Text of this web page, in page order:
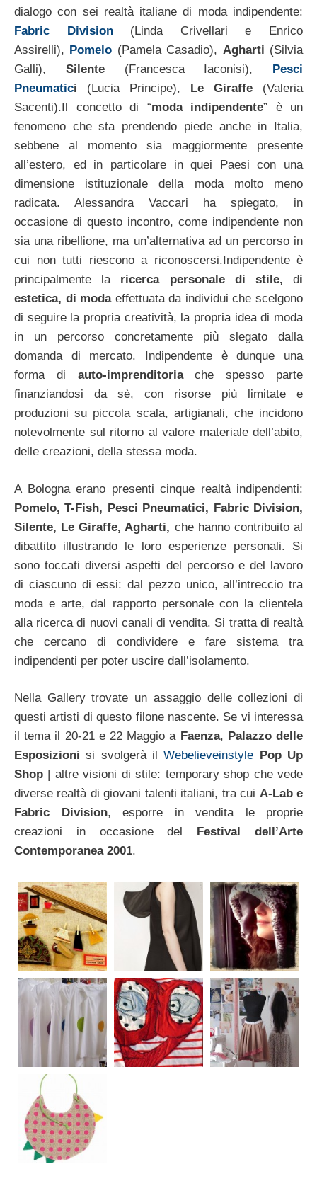
dialogo con sei realtà italiane di moda indipendente:
Fabric Division(Linda Crivellari e Enrico
Assirelli), Pomelo (Pamela Casadio), Agharti (Silvia
Galli), Silente (Francesca Iaconisi), Pesci
Pneumatici (Lucia Principe), Le Giraffe (Valeria
Sacenti).Il concetto di “moda indipendente” è un
fenomeno che sta prendendo piede anche in Italia,
sebbene al momento sia maggiormente presente
all’estero, ed in particolare in quei Paesi con una
dimensione istituzionale della moda molto meno
radicata. Alessandra Vaccari ha spiegato, in
occasione di questo incontro, come indipendente non
sia una ribellione, ma un’alternativa ad un percorso in
cui non tutti riescono a riconoscersi.Indipendente è
principalmente la ricerca personale di stile, di
estetica, di modaeffettuata da individui che scelgono
di seguire la propria creatività, la propria idea di moda
in un percorso concretamente più slegato dalla
domanda di mercato. Indipendente è dunque una
forma di auto-imprenditoriache spesso parte
finanziandosi da sè, con risorse più limitate e
produzioni su piccola scala, artigianali, che incidono
notevolmente sul ritorno al valore materiale dell’abito,
delle creazioni, della stessa moda.
A Bologna erano presenti cinque realtà indipendenti:
Pomelo, T-Fish, Pesci Pneumatici, Fabric Division,
Silente, Le Giraffe, Agharti, che hanno contribuito al
dibattito illustrando le loro esperienze personali. Si
sono toccati diversi aspetti del percorso e del lavoro
di ciascuno di essi: dal pezzo unico, all’intreccio tra
moda e arte, dal rapporto personale con la clientela
alla ricerca di nuovi canali di vendita. Si tratta di realtà
che cercano di condividere e fare sistema tra
indipendenti per poter uscire dall’isolamento.
Nella Gallery trovate un assaggio delle collezioni di
questi artisti di questo filone nascente. Se vi interessa
il tema il 20-21 e 22 Maggio a Faenza, Palazzo delle
Esposizioni si svolgerà ilWebelieveinstyle Pop Up
Shop | altre visioni di stile: temporary shop che vede
diverse realtà di giovani talenti italiani, tra cui A-Lab e
Fabric Division, esporre in vendita le proprie
creazioni in occasione del Festival dell’Arte
Contemporanea 2001.